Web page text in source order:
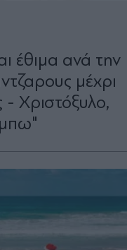
έθιμα ανά την
μέχρι
Χριστόξυλο,